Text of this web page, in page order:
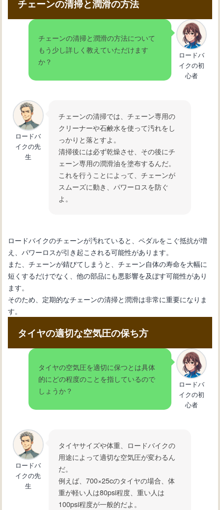
チェーンの清掃と潤滑の方法
チェーンの清掃と潤滑の方法について
もう少し詳しく教えていただけます
か？
ロードバ
イクの初
心者
ロードバ
イクの先
生
チェーンの清掃では、チェーン専用の
クリーナーや石鹸水を使って汚れをし
っかりと落とすよ。
清掃後には必ず乾燥させ、その後にチ
ェーン専用の潤滑油を塗布するんだ。
これを行うことによって、チェーンが
スムーズに動き、パワーロスを防ぐ
よ。
ロードバイクのチェーンが汚れていると、ペダルをこぐ抵抗が増
え、パワーロスが引き起こされる可能性があります。
また、チェーンが錆びてしまうと、チェーン自体の寿命を大幅に
短くするだけでなく、他の部品にも悪影響を及ぼす可能性があり
ます。
そのため、定期的なチェーンの清掃と潤滑は非常に重要になりま
す。
タイヤの適切な空気圧の保ち方
タイヤの空気圧を適切に保つとは具体
的にどの程度のことを指しているので
しょうか？
ロードバ
イクの初
心者
ロードバ
イクの先
生
タイヤサイズや体重、ロードバイクの
用途によって適切な空気圧が変わるん
だ。
例えば、700×25cのタイヤの場合、体
重が軽い人は80psi程度、重い人は
100psi程度が一般的だよ。